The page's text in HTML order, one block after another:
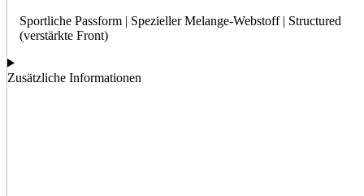
Sportliche Passform | Spezieller Melange-Webstoff | Structured
(verstärkte Front)
Zusätzliche Informationen